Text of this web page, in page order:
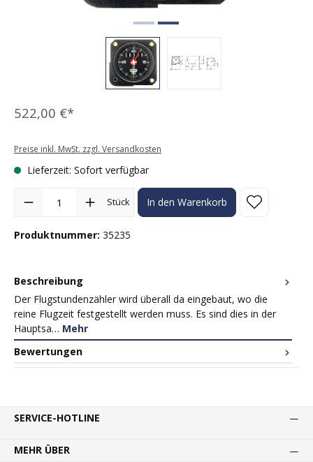
522,00 €*
Preise inkl. MwSt. zzgl. Versandkosten
Lieferzeit: Sofort verfügbar
Produkt Anzahl: Gib den gewünschten Wert ein oder benutze die
Stück In den Warenkorb
Produktnummer: 35235
Beschreibung
Der Flugstundenzähler wird überall da eingebaut, wo die
reine Flugzeit festgestellt werden muss. Es sind dies in der
Hauptsa… Mehr
Bewertungen
SERVICE-HOTLINE
MEHR ÜBER